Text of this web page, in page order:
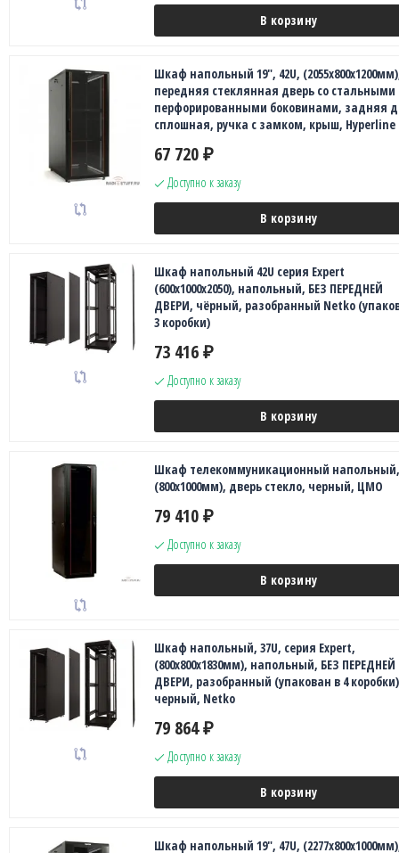
В корзину
Шкаф напольный 19", 42U,
передняя стеклянная дверь со стальными
перфорированными боковинами, задняя
сплошная, ручка с замком, крыш, Hyperline
67 720 ₽
Доступно к заказу
В корзину
Шкаф напольный 42U серия Expert
(600х1000х2050), напольный, БЕЗ ПЕРЕДНЕЙ
ДВЕРИ, чёрный, разобранный Netko
3 коробки)
73 416 ₽
Доступно к заказу
В корзину
Шкаф телекоммуникационный напольный,
(800x1000мм), дверь стекло, черный, ЦМО
79 410 ₽
Доступно к заказу
В корзину
Шкаф напольный, 37U, серия Expert,
(800х800х1830мм), напольный, БЕЗ ПЕРЕДНЕЙ
ДВЕРИ, разобранный (упакован в 4
черный, Netko
79 864 ₽
Доступно к заказу
В корзину
Шкаф напольный 19", 47U,